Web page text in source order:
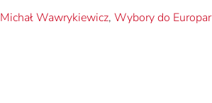
Michał Wawrykiewicz, Wybory do